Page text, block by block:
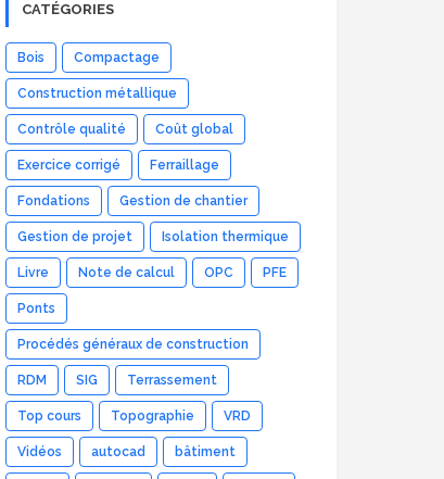
CATÉGORIES
Bois Compactage
Construction métallique
Contrôle qualité Coût global
Exercice corrigé Ferraillage
Fondations Gestion de chantier
Gestion de projet Isolation thermique
Livre Note de calcul OPC PFE
Ponts
Procédés généraux de construction
RDM SIG Terrassement
Top cours Topographie VRD
Vidéos autocad bâtiment